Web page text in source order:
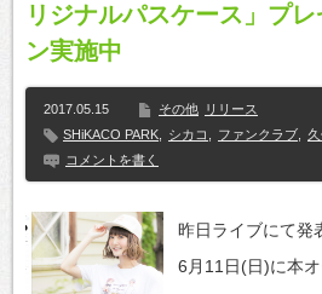
リジナルパスケース」プ
ン実施中
2017.05.15 その他 リリース
SHiKACO PARK
シカコ ファンクラブ
コメントを書く
昨日ライブにて発
6月11日(日)に本